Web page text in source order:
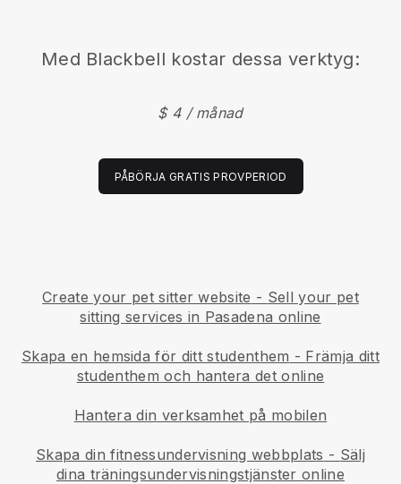
Med Blackbell kostar dessa verktyg:
$ 4 / månad
PÅBÖRJA GRATIS PROVPERIOD
Create your pet sitter website - Sell your pet
sitting services in Pasadena online
Skapa en hemsida för ditt studenthem - Främja ditt
studenthem och hantera det online
Hantera din verksamhet på mobilen
Skapa din fitnessundervisning webbplats - Sälj
dina träningsundervisningstjänster online